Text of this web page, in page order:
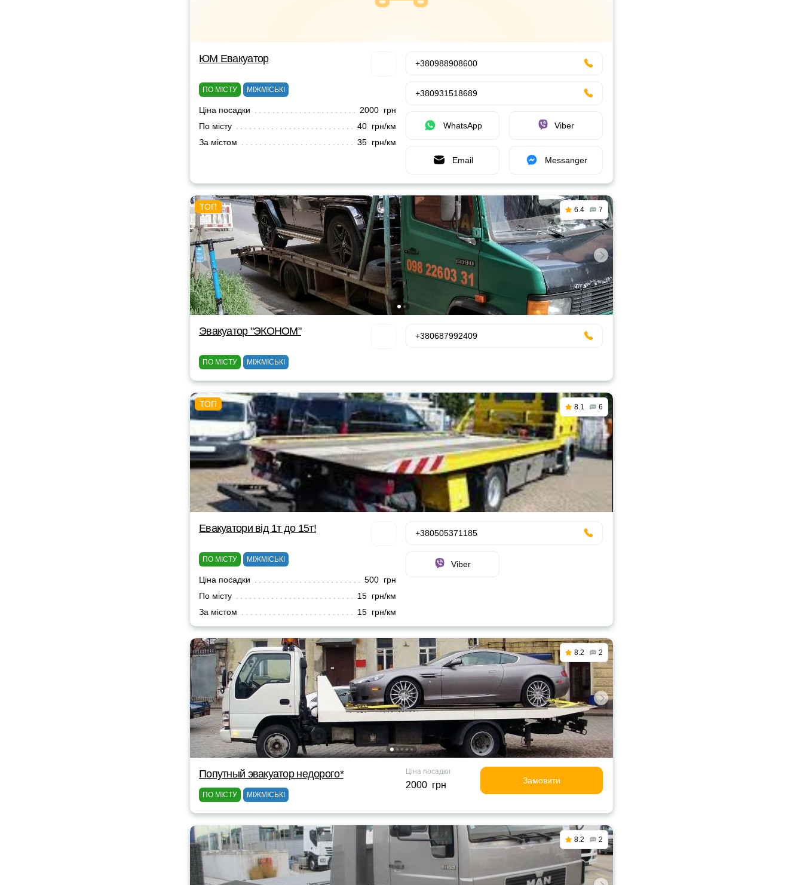
ЮМ Евакуатор
ПО МІСТУ МІЖМІСЬКІ
Ціна посадки
2000 грн
По місту
40 грн/км
За містом
35 грн/км
+380988908600
+380931518689
WhatsApp Viber
Email Messanger
6.4 7
Эвакуатор "ЭКОНОМ"
ПО МІСТУ МІЖМІСЬКІ
+380687992409
8.1 6
Евакуатори від 1т до 15т!
ПО МІСТУ МІЖМІСЬКІ
Ціна посадки
500 грн
По місту
15 грн/км
За містом
15 грн/км
+380505371185
Viber
8.2 2
Попутный эвакуатор недорого*
ПО МІСТУ МІЖМІСЬКІ
Ціна посадки
2000 грн Замовити
8.2 2